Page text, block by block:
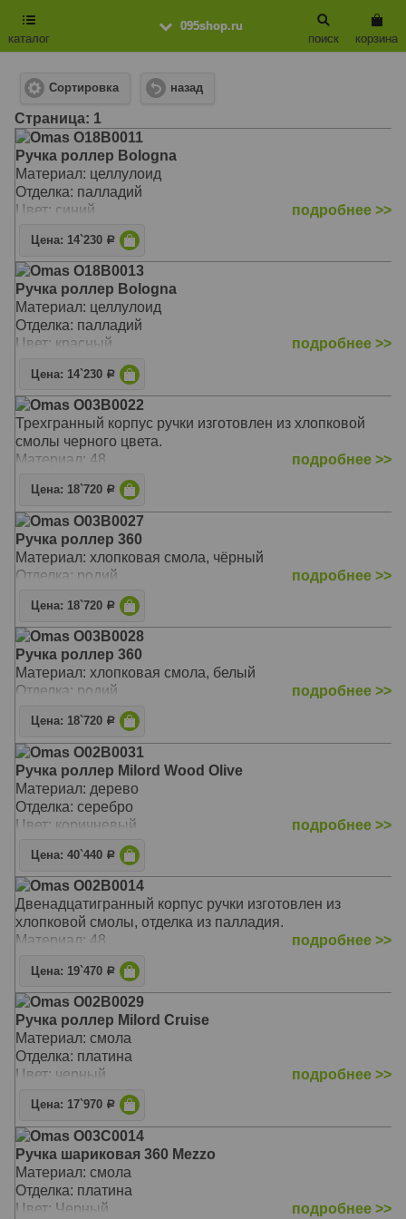
095shop.ru
каталог
корзина
поиск
Сортировка назад
Cтраница: 1
Omas O18B0011
Ручка роллер Bologna
Материал: целлулоид
Отделка: палладий
Цвет: синий
подробнее >>
Цена: 14`230 Р
Omas O18B0013
Ручка роллер Bologna
Материал: целлулоид
Отделка: палладий
Цвет: красный
подробнее >>
Цена: 14`230 Р
Omas O03B0022
Трехгранный корпус ручки изготовлен из хлопковой
смолы черного цвета.
Материал: 48
подробнее >>
Цена: 18`720 Р
Omas O03B0027
Ручка роллер 360
Материал: хлопковая смола, чёрный
Отделка: родий
подробнее >>
Цена: 18`720 Р
Omas O03B0028
Ручка роллер 360
Материал: хлопковая смола, белый
Отделка: родий
подробнее >>
Цена: 18`720 Р
Omas O02B0031
Ручка роллер Milord Wood Olive
Материал: дерево
Отделка: серебро
Цвет: коричневый
подробнее >>
Цена: 40`440 Р
Omas O02B0014
Двенадцатигранный корпус ручки изготовлен из
хлопковой смолы, отделка из палладия.
Материал: 48
подробнее >>
Цена: 19`470 Р
Omas O02B0029
Ручка роллер Milord Cruise
Материал: смола
Отделка: платина
Цвет: черный
подробнее >>
Цена: 17`970 Р
Omas O03C0014
Ручка шариковая 360 Mezzo
Материал: смола
Отделка: платина
Цвет: Черный
подробнее >>